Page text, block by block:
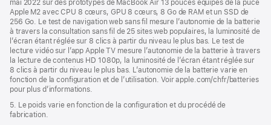
mai 2022 sur des prototypes de MacBook Air 13 pouces équipés de la puce
Apple M2 avec CPU 8 cœurs, GPU 8 cœurs, 8 Go de RAM et un SSD de
256 Go. Le test de navigation web sans fil mesure l’autonomie de la batterie
à travers la consultation sans fil de 25 sites web populaires, la luminosité de
l’écran étant réglée sur 8 clics à partir du niveau le plus bas. Le test de
lecture vidéo sur l’app Apple TV mesure l’autonomie de la batterie à travers
la lecture de contenus HD 1080p, la luminosité de l’écran étant réglée sur
8 clics à partir du niveau le plus bas. L’autonomie de la batterie varie en
fonction de la configuration et de l’utilisation. Voir apple.com/chfr/batteries
pour plus d’informations.
5. Le poids varie en fonction de la configuration et du procédé de
fabrication.